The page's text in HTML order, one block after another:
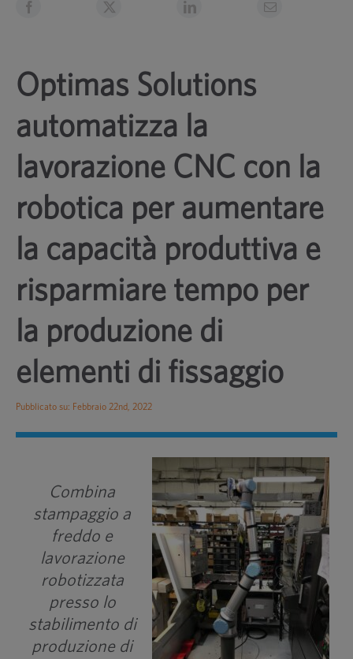
Optimas Solutions
automatizza la
lavorazione CNC con la
robotica per aumentare
la capacità produttiva e
risparmiare tempo per
la produzione di
elementi di fissaggio
Pubblicato su: Febbraio 22nd, 2022
Combina
stampaggio a
freddo e
lavorazione
robotizzata
presso lo
stabilimento di
produzione di